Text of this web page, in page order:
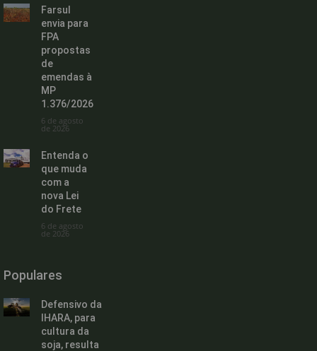
Farsul
envia para
FPA
propostas
de
emendas à
MP
1.376/2026
6 de agosto
de 2026
Entenda o
que muda
com a
nova Lei
do Frete
6 de agosto
de 2026
Populares
Defensivo da
IHARA, para
cultura da
soja, resulta